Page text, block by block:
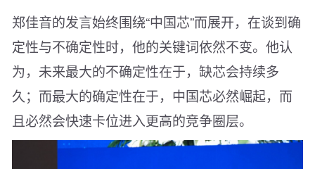
郑佳音的发言始终围绕“中国芯”而展开，在谈到确
定性与不确定性时，他的关键词依然不变。他认
为，未来最大的不确定性在于，缺芯会持续多
久；而最大的确定性在于，中国芯必然崛起，而
且必然会快速卡位进入更高的竞争圈层。